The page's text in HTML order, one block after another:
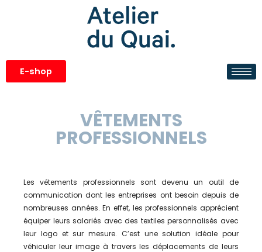
E-shop
VÊTEMENTS
PROFESSIONNELS
Les vêtements professionnels sont devenu un outil de
communication dont les entreprises ont besoin depuis de
nombreuses années. En effet, les professionnels apprécient
équiper leurs salariés avec des textiles personnalisés avec
leur logo et sur mesure. C’est une solution idéale pour
véhiculer leur image à travers les déplacements de leurs